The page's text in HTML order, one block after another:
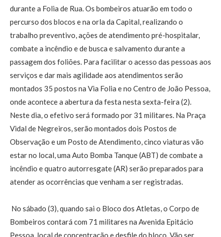
durante a Folia de Rua. Os bombeiros atuarão em todo o
percurso dos blocos e na orla da Capital, realizando o
trabalho preventivo, ações de atendimento pré-hospitalar,
combate a incêndio e de busca e salvamento durante a
passagem dos foliões. Para facilitar o acesso das pessoas aos
serviços e dar mais agilidade aos atendimentos serão
montados 35 postos na Via Folia e no Centro de João Pessoa,
onde acontece a abertura da festa nesta sexta-feira (2).
Neste dia, o efetivo será formado por 31 militares. Na Praça
Vidal de Negreiros, serão montados dois Postos de
Observação e um Posto de Atendimento, cinco viaturas vão
estar no local, uma Auto Bomba Tanque (ABT) de combate a
incêndio e quatro autorresgate (AR) serão preparados para
atender as ocorrências que venham a ser registradas.
No sábado (3), quando sai o Bloco dos Atletas, o Corpo de
Bombeiros contará com 71 militares na Avenida Epitácio
Pessoa, local de concentração e desfile do bloco. Vão ser